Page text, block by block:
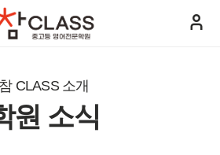
참 CLASS 소개
원 소식